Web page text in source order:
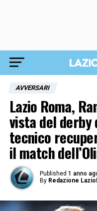
AVVERSARI
Lazio Roma,
vista del derby
tecnico
il match
Published 1 anno
By Redazione